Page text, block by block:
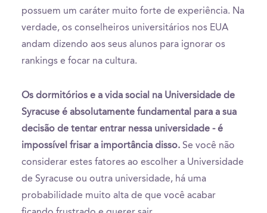
possuem um caráter muito forte de experiência. Na
verdade, os conselheiros universitários nos EUA
andam dizendo aos seus alunos para ignorar os
rankings e focar na cultura.
Os dormitórios e a vida social na Universidade de
Syracuse é absolutamente fundamental para a sua
decisão de tentar entrar nessa universidade - é
impossível frisar a importância disso. Se você não
considerar estes fatores ao escolher a Universidade
de Syracuse ou outra universidade, há uma
probabilidade muito alta de que você acabar